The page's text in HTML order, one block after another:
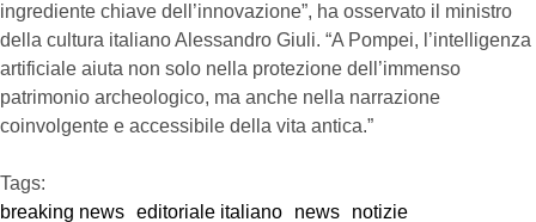
ingrediente chiave dell’innovazione”, ha osservato il ministro
della cultura italiano Alessandro Giuli. “A Pompei, l’intelligenza
artificiale aiuta non solo nella protezione dell’immenso
patrimonio archeologico, ma anche nella narrazione
coinvolgente e accessibile della vita antica.”
Tags:
breaking news editoriale italiano news
notizie